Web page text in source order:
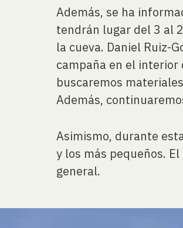
Además, se ha
tendrán lugar del 3 al
la cueva. Daniel Ruiz-
campaña en el
buscaremos
Además,
Asimismo, durante
y los más pequeños.
general.